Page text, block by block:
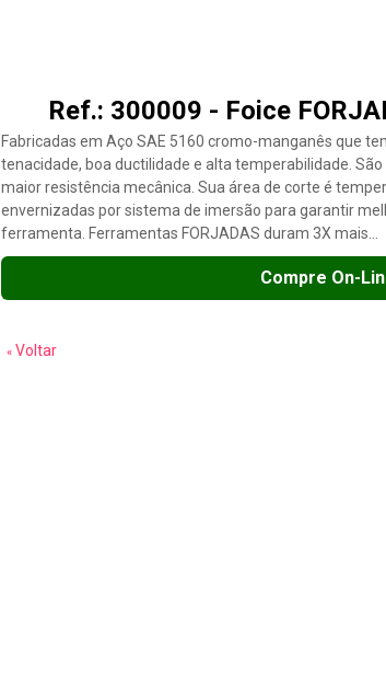
Ref.: 300009 - Foice
Fabricadas em Aço SAE 5160 cromo-manganês que
tenacidade, boa ductilidade e alta temperabilidade.
maior resistência mecânica. Sua área de corte é
envernizadas por sistema de imersão para garantir
ferramenta. Ferramentas FORJADAS duram 3X mais...
Compre On-
« Voltar